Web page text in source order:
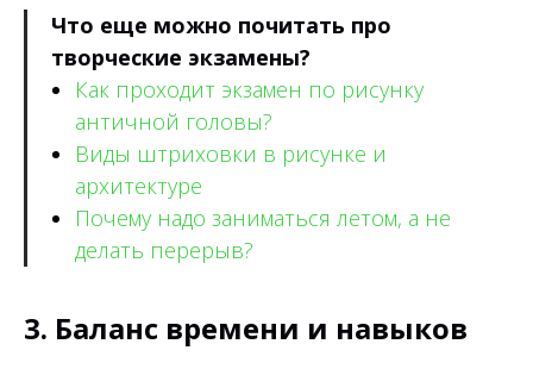
Что еще можно почитать про
творческие экзамены?
Как проходит экзамен по рисунку
античной головы?
Виды штриховки в рисунке и
архитектуре
Почему надо заниматься летом, а не
делать перерыв?
3. Баланс времени и навыков